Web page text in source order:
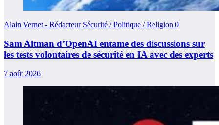
Alain Vernet - Rédacteur Sécurité / Politique / Religion 0
Sam Altman d’OpenAI entame des discussions sur
les tests volontaires de sécurité en IA avec des experts
7 août 2026